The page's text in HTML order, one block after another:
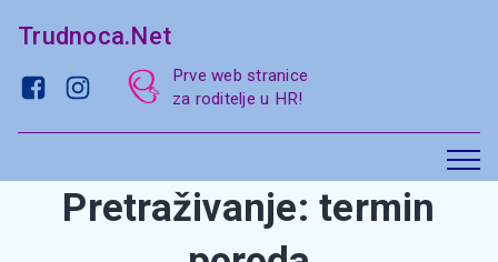
Trudnoca.Net
Prve web stranice
za roditelje u HR!
Pretraživanje: termin